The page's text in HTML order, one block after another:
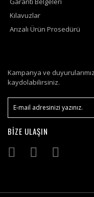
Kılavuzlar
Arızalı Ürün Prosedürü
Kampanya ve
kaydolabilirsiniz.
BİZE ULAŞIN